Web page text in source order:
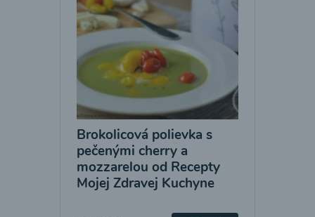
Brokolicová polievka s
pečenými cherry a
mozzarelou od Recepty
Mojej Zdravej Kuchyne